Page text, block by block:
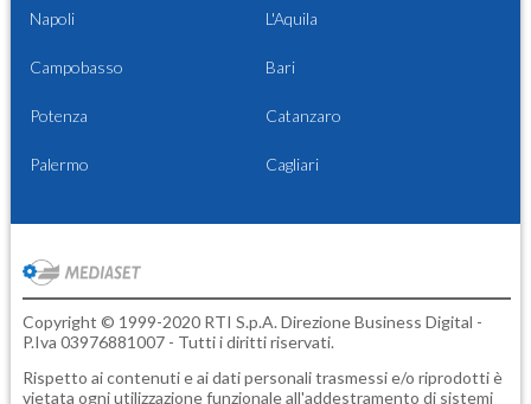
Napoli L'Aquila
Campobasso Bari
Potenza Catanzaro
Palermo Cagliari
Copyright © 1999-2020 RTI S.p.A. Direzione Business Digital -
P.Iva 03976881007 - Tutti i diritti riservati.
Rispetto ai contenuti e ai dati personali trasmessi e/o riprodotti è
vietata ogni utilizzazione funzionale all'addestramento di sistemi